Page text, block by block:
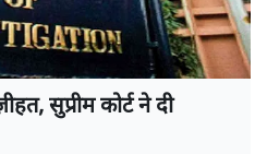
सुप्रीम कोर्ट ने दी